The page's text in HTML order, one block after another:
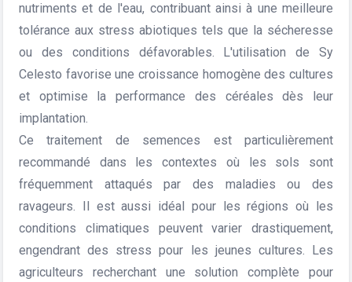
nutriments et de l'eau, contribuant ainsi à une meilleure
tolérance aux stress abiotiques tels que la sécheresse
ou des conditions défavorables. L'utilisation de Sy
Celesto favorise une croissance homogène des cultures
et optimise la performance des céréales dès leur
implantation.
Ce traitement de semences est particulièrement
recommandé dans les contextes où les sols sont
fréquemment attaqués par des maladies ou des
ravageurs. Il est aussi idéal pour les régions où les
conditions climatiques peuvent varier drastiquement,
engendrant des stress pour les jeunes cultures. Les
agriculteurs recherchant une solution complète pour